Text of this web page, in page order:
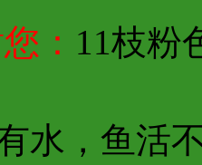
： 11枝粉
水，鱼活